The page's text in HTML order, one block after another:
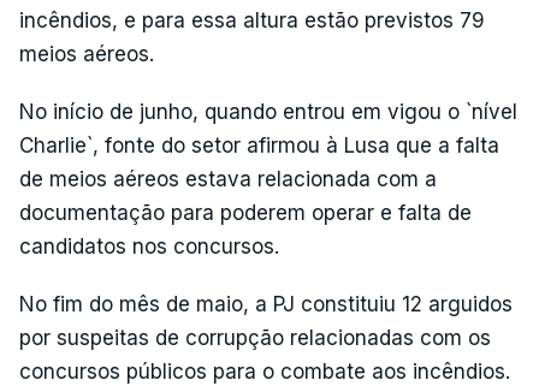
incêndios, e para essa altura estão previstos 79
meios aéreos.
No início de junho, quando entrou em vigou o `nível
Charlie`, fonte do setor afirmou à Lusa que a falta
de meios aéreos estava relacionada com a
documentação para poderem operar e falta de
candidatos nos concursos.
No fim do mês de maio, a PJ constituiu 12 arguidos
por suspeitas de corrupção relacionadas com os
concursos públicos para o combate aos incêndios.